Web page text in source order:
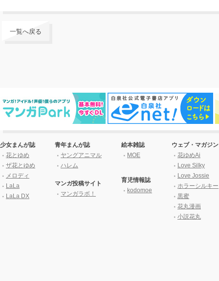
一覧へ戻る
少女まんが誌
花とゆめ
ザ花とゆめ
メロディ
LaLa
LaLa DX
青年まんが誌
ヤングアニマル
ハレム
マンガ投稿サイト
マンガラボ！
絵本雑誌
MOE
育児情報誌
kodomoe
ウェブ・マガジン
花ゆめAi
Love Silky
Love Jossie
ホラーシルキー
黒蜜
花丸漫画
小説花丸